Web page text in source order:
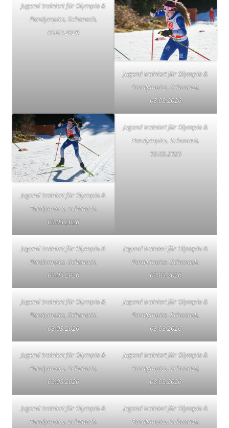
Jugend trainiert für Olympia &
Paralympics, Schonach,
03.03.2026
Jugend trainiert für Olympia &
Paralympics, Schonach,
03.03.2026
Jugend trainiert für Olympia &
Paralympics, Schonach,
03.03.2026
Jugend trainiert für Olympia &
Paralympics, Schonach,
03.03.2026
Jugend trainiert für Olympia &
Paralympics, Schonach,
03.03.2026
Jugend trainiert für Olympia &
Paralympics, Schonach,
03.03.2026
Jugend trainiert für Olympia &
Paralympics, Schonach,
03.03.2026
Jugend trainiert für Olympia &
Paralympics, Schonach,
03.03.2026
Jugend trainiert für Olympia &
Paralympics, Schonach,
03.03.2026
Jugend trainiert für Olympia &
Paralympics, Schonach,
03.03.2026
Jugend trainiert für Olympia &
Paralympics, Schonach,
Jugend trainiert für Olympia &
Paralympics, Schonach,